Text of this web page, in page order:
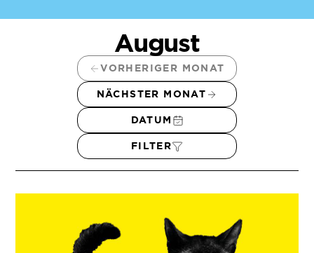
August
VORHERIGER MONAT
NÄCHSTER MONAT
DATUM
FILTER